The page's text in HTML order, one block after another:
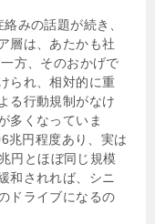
みの話題が続き、
層は、あたかも社
方、そのおかげで
られ、相対的に重
る行動規制がなけ
多くなっていま
兆円程度あり、実は
円とほぼ同じ規模
和されれば、シニ
ドライブになるの